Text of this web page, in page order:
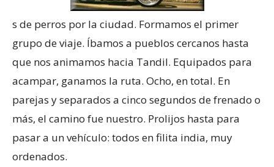
s de perros por la ciudad. Formamos el primer
grupo de viaje. Íbamos a pueblos cercanos hasta
que nos animamos hacia Tandil. Equipados para
acampar, ganamos la ruta. Ocho, en total. En
parejas y separados a cinco segundos de frenado o
más, el camino fue nuestro. Prolijos hasta para
pasar a un vehículo: todos en filita india, muy
ordenados.